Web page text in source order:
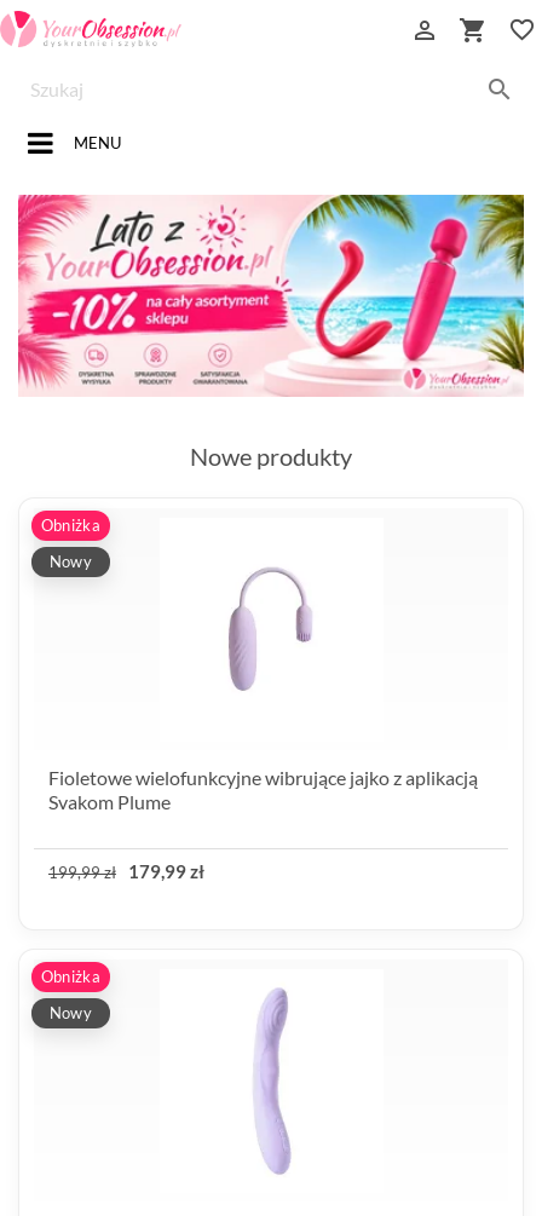
favorite_border



MENU
Nowe produkty
Obniżka
Nowy
Fioletowe wielofunkcyjne wibrujące jajko z aplikacją
Svakom Plume
199,99 zł 179,99 zł
Obniżka
Nowy